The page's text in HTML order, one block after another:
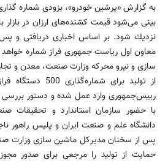
به گزارش «پرشین خودرو»، بزودی شماره
بینی می‌شود قیمت كشنده‌های ارزان در
نزدیك شود. بر اساس اخباری دریافتی و
معاون اول ریاست جمهوری فراز شماره
سازی و نیرو محركه وزارت صنعت، معدن و
از تولید برای
رییس‌جمهوری وارد عمل شده و دستور بررسی
با حضور سازمان استاندارد و تحقیقات
دانشگاه علم و صنعت ایران و پلیس راهور
پس از سخنان مدیركل ماشین سازی وزارت
حمایت از تولید را مرجعی برای صدور